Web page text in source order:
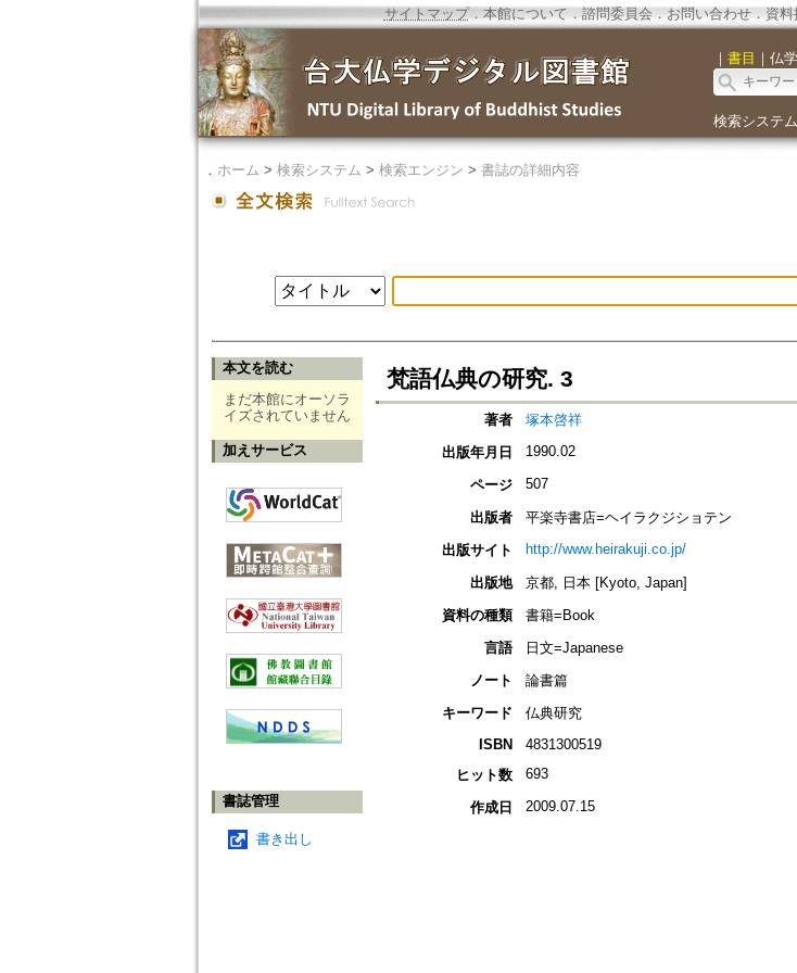
サイトマップ．本館について ． 諮問委員会． お問い合わせ． 資料
｜ 書目 ｜ 仏
検索システム
． ホーム > 検索システム > 検索エンジン > 書誌の詳細内容
本文を読む
まだ本館にオーソラ
イズされていません
加えサービス
書誌管理
書き出し
梵語仏典の研究. 3
著者
塚本啓祥
出版年月日
1990.02
ページ 507
出版者
平楽寺書店=ヘイラクジショテン
出版サイト
http://www.heirakuji.co.jp/
出版地
京都, 日本 [Kyoto, Japan]
資料の種類
書籍=Book
言語
日文=Japanese
ノート
論書篇
キーワード
仏典研究
ISBN
4831300519
ヒット数
693
作成日 2009.07.15